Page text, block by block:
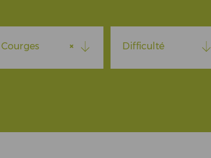
×
Courges Difficulté